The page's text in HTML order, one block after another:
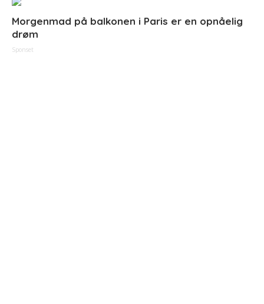
Morgenmad på balkonen i Paris er en opnåelig
drøm
Sponset